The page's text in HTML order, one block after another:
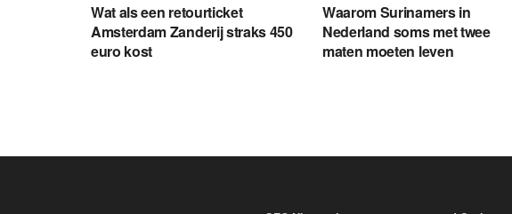
Wat als een retourticket
Amsterdam Zanderij straks 450
euro kost
Waarom Surinamers in
Nederland soms met twee
maten moeten leven